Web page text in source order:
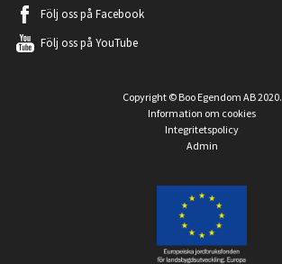
Följ oss på Facebook
Följ oss på YouTube
Copyright © Boo Egendom AB 2020.
Information om cookies
Integritetspolicy
Admin